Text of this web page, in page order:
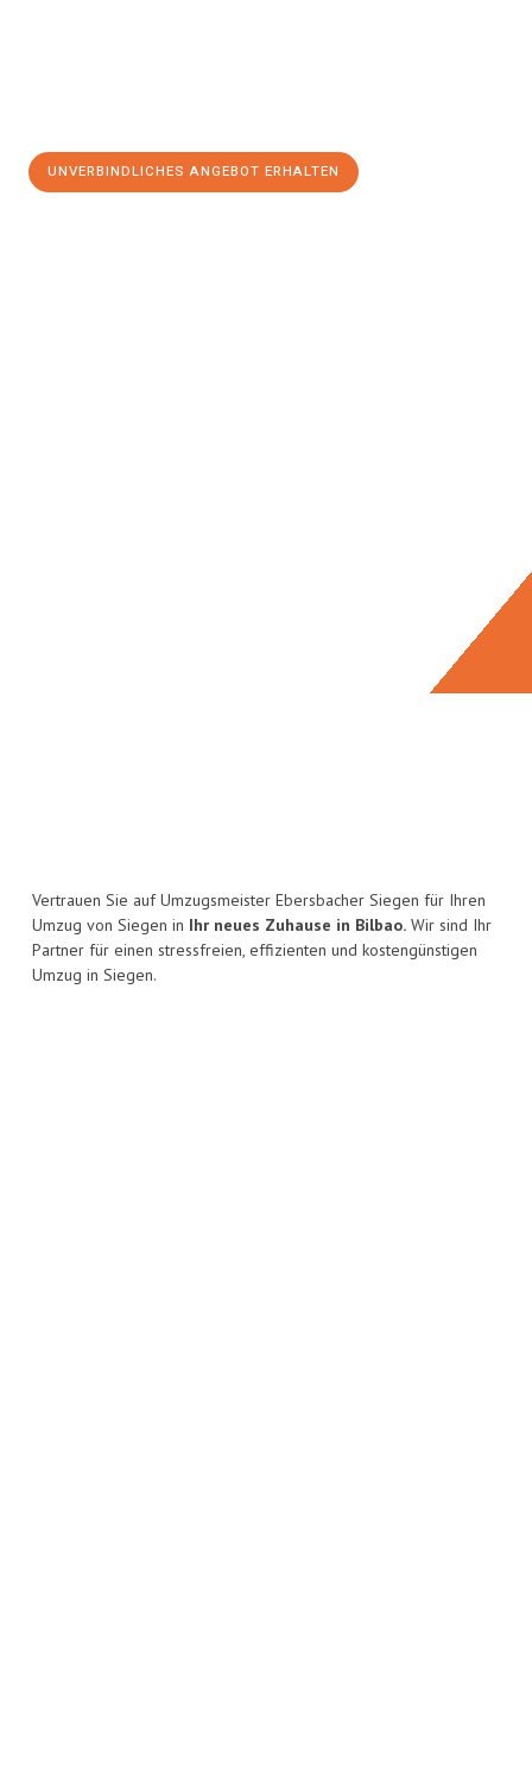
UNVERBINDLICHES ANGEBOT ERHALTEN
Vertrauen Sie auf Umzugsmeister Ebersbacher Siegen für Ihren
Umzug von Siegen in Ihr neues Zuhause in Bilbao. Wir sind Ihr
Partner für einen stressfreien, effizienten und kostengünstigen
Umzug in Siegen.